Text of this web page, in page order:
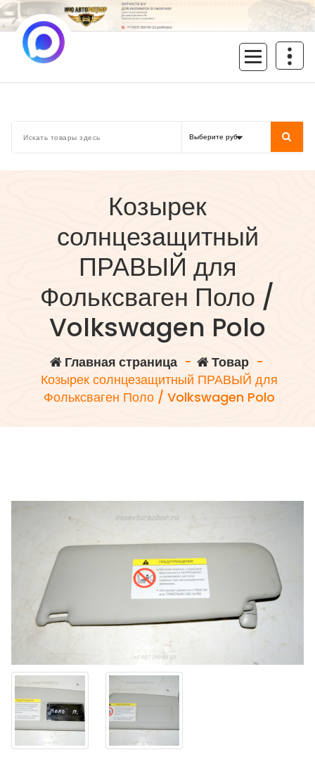
Перейти
к
содержимому
Козырек
солнцезащитный
ПРАВЫЙ для
Фольксваген Поло /
Volkswagen Polo
Главная страница- Товар-
Козырек солнцезащитный ПРАВЫЙ для
Фольксваген Поло / Volkswagen Polo